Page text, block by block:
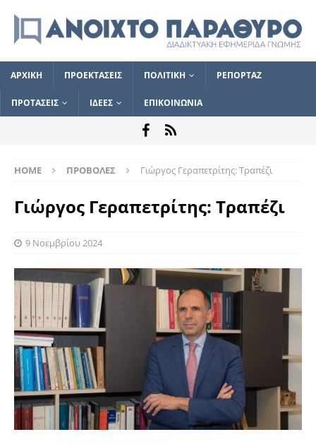
ΑΡΧΙΚΗ ΠΡΟΕΚΤΑΣΕΙΣ ΠΟΛΙΤΙΚΗ ΡΕΠΟΡΤΑΖ
ΠΡΟΤΑΣΕΙΣ ΙΔΕΕΣ ΕΠΙΚΟΙΝΩΝΙΑ
HOME ΠΡΟΒΟΛΕΣ Γιώργος Γεραπετρίτης: Τραπέζι
Γιώργος Γεραπετρίτης: Τραπέζι
9 Νοεμβρίου 2024